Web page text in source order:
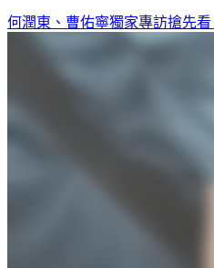
何潤東、曹佑寧獨家專訪搶先看